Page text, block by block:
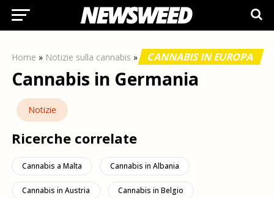
Home » Notizie sulla cannabis » CANNABIS IN EUROPA
Cannabis in Germania
Notizie
Ricerche correlate
Cannabis a Malta Cannabis in Albania
Cannabis in Austria Cannabis in Belgio